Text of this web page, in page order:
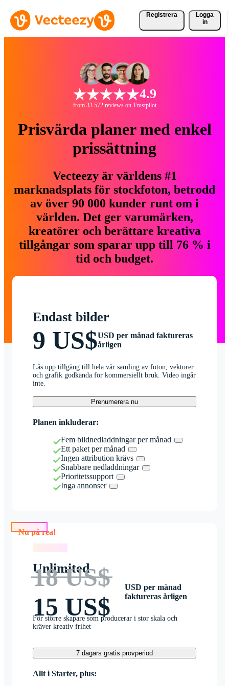
Registrera
Logga
in
4.9
from 33 572 reviews on Trustpilot
Prisvärda planer med enkel
prissättning
Vecteezy är världens #1
marknadsplats för stockfoton, betrodd
av över 90 000 kunder runt om i
världen. Det ger varumärken,
kreatörer och berättare kreativa
tillgångar som sparar upp till 76 % i
tid och budget.
Endast bilder
9 US$USD per månad faktureras
årligen
Lås upp tillgång till hela vår samling av foton, vektorer
och grafik godkända för kommersiellt bruk. Video ingår
inte.
Prenumerera nu
Planen inkluderar:
Fem bildnedladdningar per månad
Ett paket per månad
Ingen attribution krävs
Snabbare nedladdningar
Prioritetssupport
Inga annonser
Nu på rea!
Unlimited
18 US$
15 US$
USD per månad
faktureras årligen
För större skapare som producerar i stor skala och
kräver kreativ frihet
7 dagars gratis provperiod
Allt i Starter, plus: